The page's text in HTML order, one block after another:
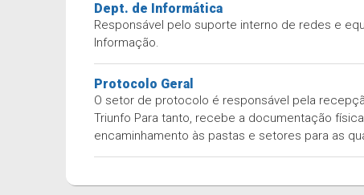
Dept. de Informática
Responsável pelo suporte interno de redes e
Informação.
Protocolo Geral
O setor de protocolo é responsável pela
Triunfo Para tanto, recebe a documentação
encaminhamento às pastas e setores para as